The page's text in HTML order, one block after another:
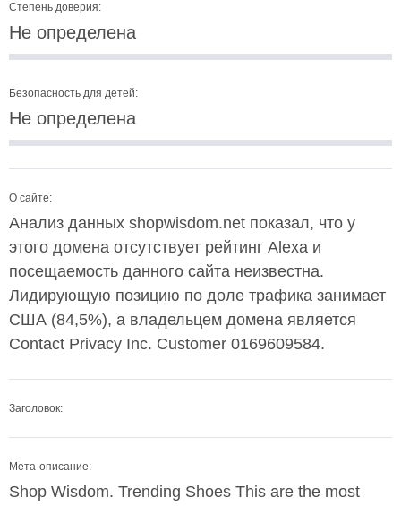
Степень доверия:
Не определена
Безопасность для детей:
Не определена
О сайте:
Анализ данных shopwisdom.net показал, что у
этого домена отсутствует рейтинг Alexa и
посещаемость данного сайта неизвестна.
Лидирующую позицию по доле трафика занимает
США (84,5%), а владельцем домена является
Contact Privacy Inc. Customer 0169609584.
Заголовок:
Мета-описание:
Shop Wisdom. Trending Shoes This are the most